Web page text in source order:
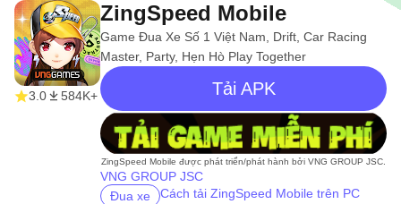
3.0 584K+
ZingSpeed Mobile
Game Đua Xe Số 1 Việt Nam, Drift, Car Racing
Master, Party, Hẹn Hò Play Together
Tải APK
recommend
ZingSpeed Mobile được phát triển/phát hành bởi VNG GROUP JSC.
VNG GROUP JSC
Đua xe
Cách tải ZingSpeed Mobile trên PC